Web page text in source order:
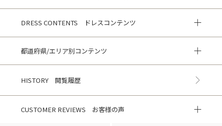
DRESS CONTENTS ドレスコンテンツ
都道府県/エリア別コンテンツ
HISTORY 閲覧履歴
CUSTOMER REVIEWS お客様の声